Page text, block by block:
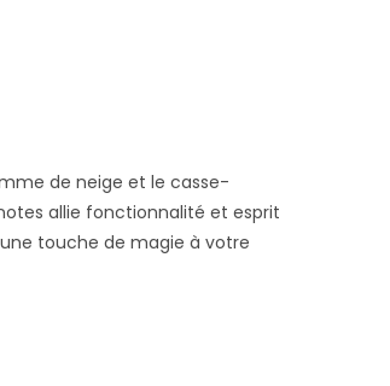
de neige et le casse-
allie fonctionnalité et esprit
touche de magie à votre